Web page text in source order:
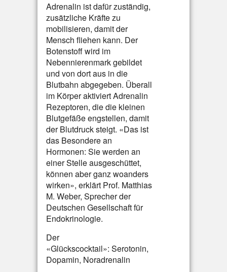
Adrenalin ist dafür zuständig,
zusätzliche Kräfte zu
mobilisieren, damit der
Mensch fliehen kann. Der
Botenstoff wird im
Nebennierenmark gebildet
und von dort aus in die
Blutbahn abgegeben. Überall
im Körper aktiviert Adrenalin
Rezeptoren, die die kleinen
Blutgefäße engstellen, damit
der Blutdruck steigt. «Das ist
das Besondere an
Hormonen: Sie werden an
einer Stelle ausgeschüttet,
können aber ganz woanders
wirken», erklärt Prof. Matthias
M. Weber, Sprecher der
Deutschen Gesellschaft für
Endokrinologie.
Der
«Glückscocktail»: Serotonin,
Dopamin, Noradrenalin